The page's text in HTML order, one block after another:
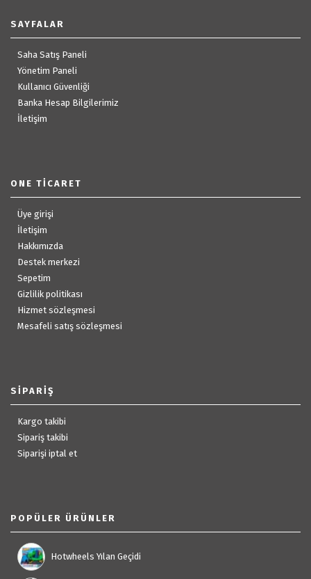
SAYFALAR
Saha Satış Paneli
Yönetim Paneli
Kullanıcı Güvenliği
Banka Hesap Bilgilerimiz
İletişim
ONE TICARET
Üye girişi
İletişim
Hakkımızda
Destek merkezi
Sepetim
Gizlilik politikası
Hizmet sözleşmesi
Mesafeli satış sözleşmesi
SIPARIŞ
Kargo takibi
Sipariş takibi
Siparişi iptal et
POPÜLER ÜRÜNLER
Hotwheels Yılan Geçidi